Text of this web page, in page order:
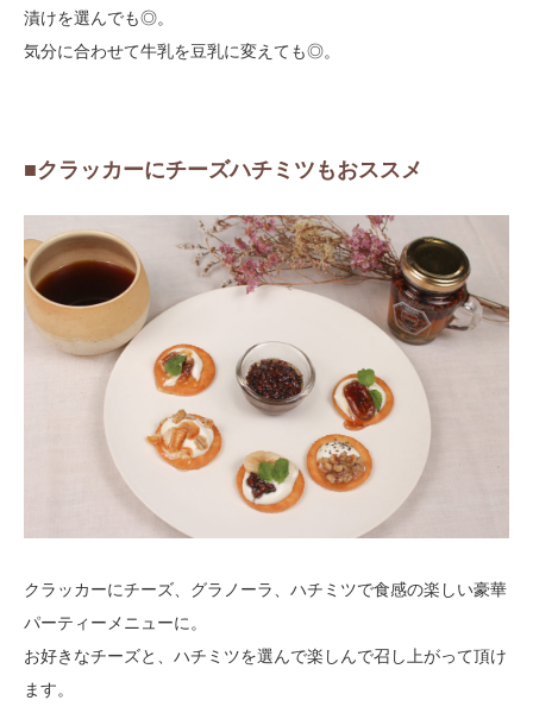
漬けを選んでも◎。
気分に合わせて牛乳を豆乳に変えても◎。
■クラッカーにチーズハチミツもおススメ
クラッカーにチーズ、グラノーラ、ハチミツで食感の楽しい豪華
パーティーメニューに。
お好きなチーズと、ハチミツを選んで楽しんで召し上がって頂け
ます。